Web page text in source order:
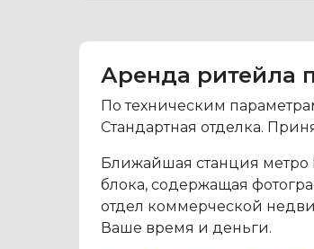
Аренда ритейла
По техническим
Стандартная отделка.
Ближайшая станция метро
блока, содержащая
отдел коммерческой
Ваше время и деньги.